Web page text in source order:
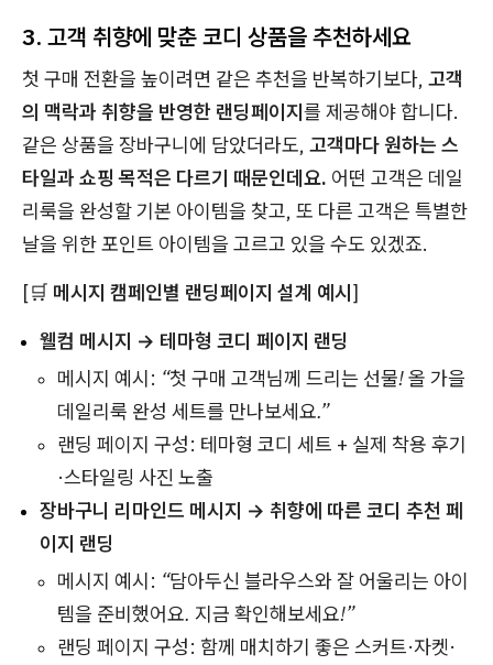
3. 고객 취향에 맞춘 코디 상품을 추천하세요
첫 구매 전환을 높이려면 같은 추천을 반복하기보다, 고객
의 맥락과 취향을 반영한 랜딩페이지를 제공해야 합니다.
같은 상품을 장바구니에 담았더라도, 고객마다 원하는 스
타일과 쇼핑 목적은 다르기 때문인데요. 어떤 고객은 데일
리룩을 완성할 기본 아이템을 찾고, 또 다른 고객은 특별한
날을 위한 포인트 아이템을 고르고 있을 수도 있겠죠.
[🛒 메시지 캠페인별 랜딩페이지 설계 예시]
웰컴 메시지 → 테마형 코디 페이지 랜딩
메시지 예시: “첫 구매 고객님께 드리는 선물! 올 가을
데일리룩 완성 세트를 만나보세요.”
랜딩 페이지 구성: 테마형 코디 세트 + 실제 착용 후기
·스타일링 사진 노출
장바구니 리마인드 메시지 → 취향에 따른 코디 추천 페
이지 랜딩
메시지 예시: “담아두신 블라우스와 잘 어울리는 아이
템을 준비했어요. 지금 확인해보세요!”
랜딩 페이지 구성: 함께 매치하기 좋은 스커트·자켓·